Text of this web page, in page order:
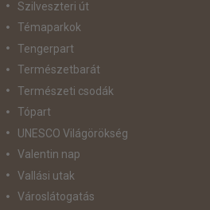
Szilveszteri út
Témaparkok
Tengerpart
Természetbarát
Természeti csodák
Tópart
UNESCO Világörökség
Valentin nap
Vallási utak
Városlátogatás